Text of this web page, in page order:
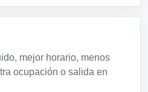
mejor horario, menos
ocupación o salida en